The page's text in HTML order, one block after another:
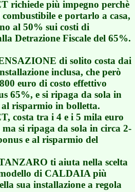
richiede più impegno perchè
e portarlo a casa,
al 50% sui costi di
Detrazione Fiscale del 65%.
di solito costa dai
inclusa, che però
euro di costo effettivo
65%, e si ripaga da sola in
risparmio in bolletta.
costa tra i 4 e i 5 mila euro
si ripaga da sola in circa 2-
e al risparmio del
ti aiuta nella scelta
di CALDAIA più
sua installazione a regola